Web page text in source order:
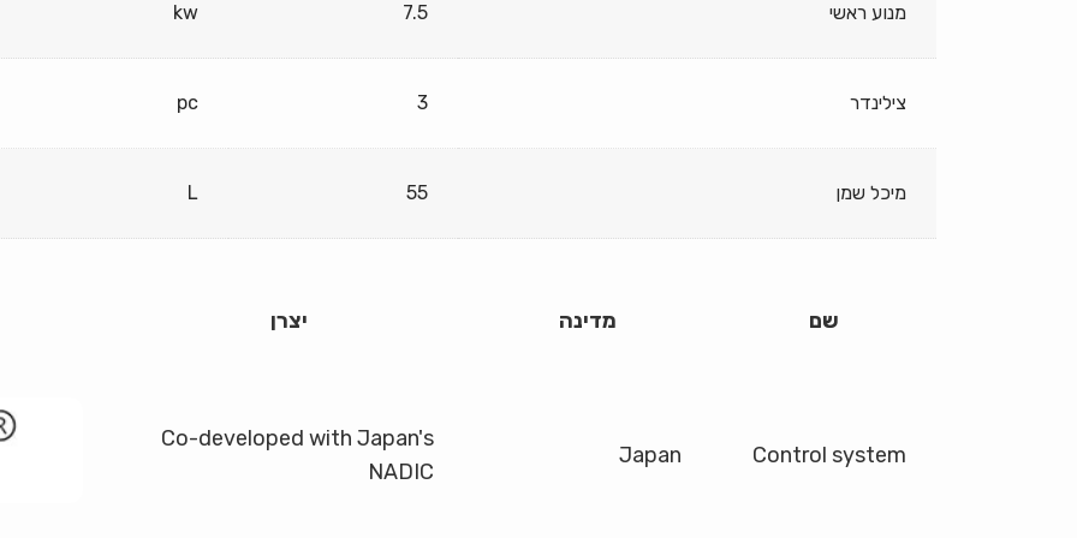
מנוע ראשי 7.5
kw
צילינדר 3
pc
מיכל שמן 55
L
שם מדינה יצרן
Control system
Japan
Co-developed with Japan's
NADIC